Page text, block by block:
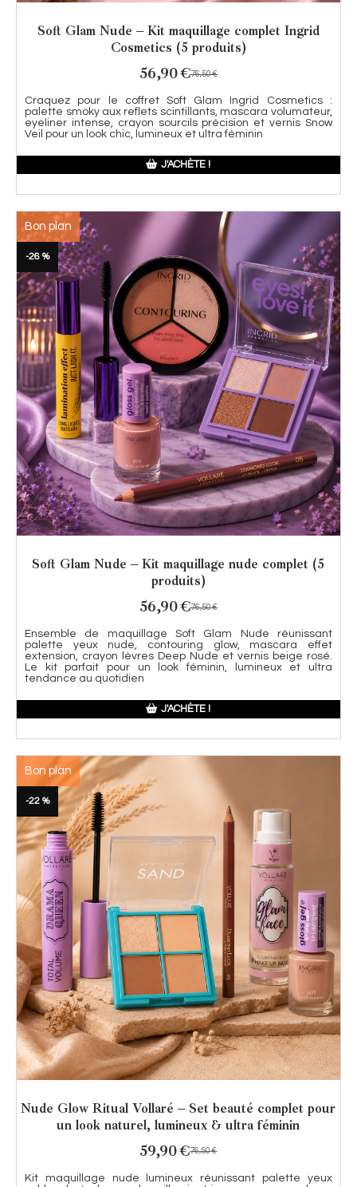
Soft Glam Nude – Kit maquillage complet Ingrid
Cosmetics (5 produits)
56,90€76,50€
Craquez pour le coffret Soft Glam Ingrid Cosmetics :
palette smoky aux reflets scintillants, mascara volumateur,
eyeliner intense, crayon sourcils précision et vernis Snow
Veil pour un look chic, lumineux et ultra féminin
J'ACHÈTE !
Bon plan
-26 %
Soft Glam Nude – Kit maquillage nude complet (5
produits)
56,90€76,50€
Ensemble de maquillage Soft Glam Nude réunissant
palette yeux nude, contouring glow, mascara effet
extension, crayon lèvres Deep Nude et vernis beige rosé.
Le kit parfait pour un look féminin, lumineux et ultra
tendance au quotidien
J'ACHÈTE !
Bon plan
-22 %
Nude Glow Ritual Vollaré – Set beauté complet pour
un look naturel, lumineux & ultra féminin
59,90€76,50€
Kit maquillage nude lumineux réunissant palette yeux